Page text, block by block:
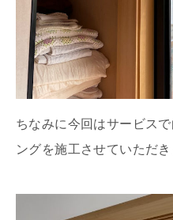
ちなみに今回はサービス
ングを施工させていただき